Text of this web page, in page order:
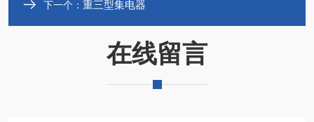
下一个： 重三型集电器
在线留言